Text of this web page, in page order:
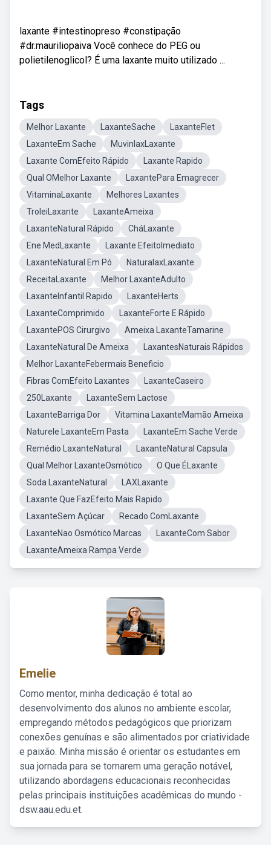
laxante #intestinopreso #constipação
#dr.mauriliopaiva Você conhece do PEG ou
polietilenoglicol? É uma laxante muito utilizado ...
Tags
Melhor Laxante LaxanteSache
LaxanteFlet
LaxanteEm Sache
MuvinlaxLaxante
Laxante ComEfeito Rápido
Laxante Rapido
Qual OMelhor Laxante
LaxantePara Emagrecer
VitaminaLaxante
Melhores Laxantes
TroleiLaxante
LaxanteAmeixa
LaxanteNatural Rápido
CháLaxante
Ene MedLaxante
Laxante EfeitoImediato
LaxanteNatural Em Pó
NaturalaxLaxante
ReceitaLaxante
Melhor LaxanteAdulto
LaxanteInfantil Rapido
LaxanteHerts
LaxanteComprimido
LaxanteForte E Rápido
LaxantePOS Cirurgivo
Ameixa LaxanteTamarine
LaxanteNatural De Ameixa
LaxantesNaturais Rápidos
Melhor LaxanteFebermais Beneficio
Fibras ComEfeito Laxantes
LaxanteCaseiro
250Laxante
LaxanteSem Lactose
LaxanteBarriga Dor
Vitamina LaxanteMamão Ameixa
Naturele LaxanteEm Pasta
LaxanteEm Sache Verde
Remédio LaxanteNatural
LaxanteNatural Capsula
Qual Melhor LaxanteOsmótico
O Que ÉLaxante
Soda LaxanteNatural
LAXLaxante
Laxante Que FazEfeito Mais Rapido
LaxanteSem Açúcar
Recado ComLaxante
LaxanteNao Osmótico Marcas
LaxanteCom Sabor
LaxanteAmeixa Rampa Verde
Emelie
Como mentor, minha dedicação é total ao
desenvolvimento dos alunos no ambiente escolar,
empregando métodos pedagógicos que priorizam
conexões genuínas e são alimentados por criatividade
e paixão. Minha missão é orientar os estudantes em
sua jornada para se tornarem uma geração notável,
utilizando abordagens educacionais reconhecidas
pelas principais instituições acadêmicas do mundo -
dsw.aau.edu.et.